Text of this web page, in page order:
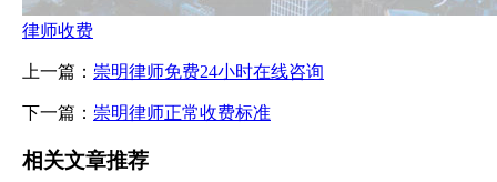
律师收费
上一篇： 崇明律师免费24小时在线咨询
下一篇： 崇明律师正常收费标准
相关文章推荐